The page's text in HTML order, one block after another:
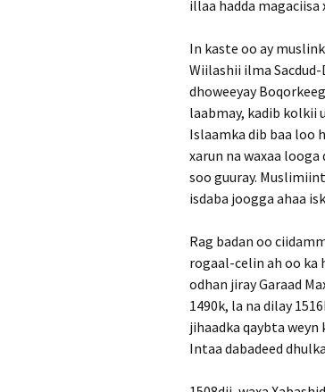
illaa hadda magaciisa
In kaste oo ay
Wiilashii ilma
dhoweeyay
laabmay, kadib kolkii
Islaamka dib baa loo
xarun na waxaa
soo guuray.
isdaba joogga ahaa
Rag badan oo
rogaal-celin ah oo ka
odhan jiray Garaad
1490k, la na dilay
jihaadka qaybta weyn
Intaa dabadeed